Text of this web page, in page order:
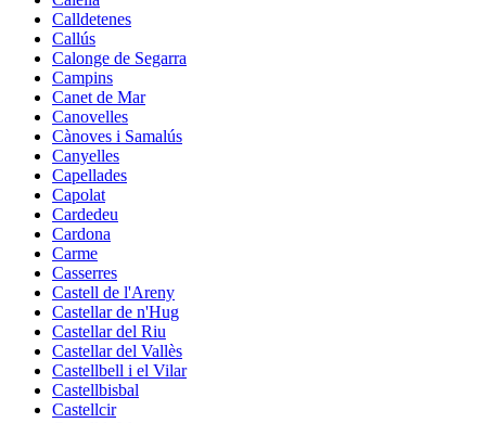
Calldetenes
Callús
Calonge de Segarra
Campins
Canet de Mar
Canovelles
Cànoves i Samalús
Canyelles
Capellades
Capolat
Cardedeu
Cardona
Carme
Casserres
Castell de l'Areny
Castellar de n'Hug
Castellar del Riu
Castellar del Vallès
Castellbell i el Vilar
Castellbisbal
Castellcir